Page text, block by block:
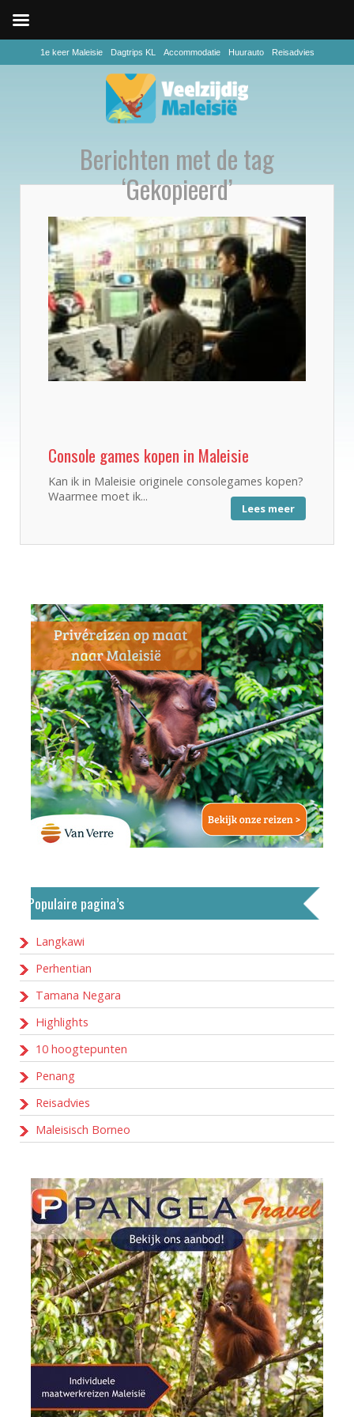
1e keer Maleisie Dagtrips KL Accommodatie Huurauto Reisadvies
Berichten met de tag
‘Gekopieerd’
Console games kopen in Maleisie
Kan ik in Maleisie originele consolegames kopen?
Waarmee moet ik...
Lees meer
Populaire pagina’s
Langkawi
Perhentian
Tamana Negara
Highlights
10 hoogtepunten
Penang
Reisadvies
Maleisisch Borneo